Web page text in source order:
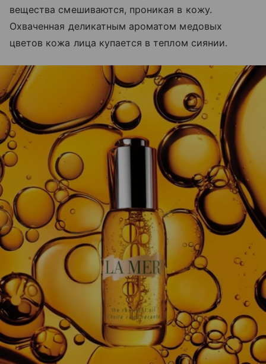
вещества смешиваются, проникая в кожу.
Охваченная деликатным ароматом медовых
цветов кожа лица купается в теплом сиянии.